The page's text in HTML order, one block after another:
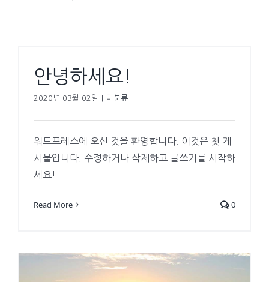
안녕하세요!
2020년 03월 02일 미분류
워드프레스에 오신 것을 환영합니다. 이것은 첫 게
시물입니다. 수정하거나 삭제하고 글쓰기를 시작하
세요!
Read More 0